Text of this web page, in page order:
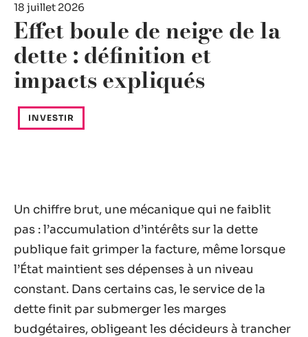
18 juillet 2026
Effet boule de neige de la
dette : définition et
impacts expliqués
INVESTIR
Un chiffre brut, une mécanique qui ne faiblit
pas : l’accumulation d’intérêts sur la dette
publique fait grimper la facture, même lorsque
l’État maintient ses dépenses à un niveau
constant. Dans certains cas, le service de la
dette finit par submerger les marges
budgétaires, obligeant les décideurs à trancher